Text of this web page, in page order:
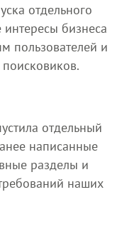
отдельного
бизнеса
пользователей и
отдельный
написанные
разделы и
наших